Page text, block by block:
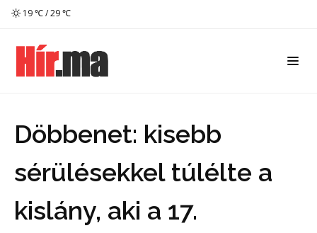
19 ℃ / 29 ℃
Döbbenet: kisebb
sérülésekkel túlélte a
kislány, aki a 17.